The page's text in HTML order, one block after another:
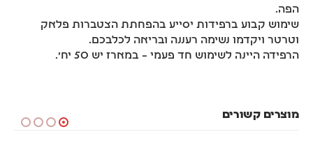
הפה.
שימוש קבוע ברפידות יסייע בהפחתת הצטברות פלאק
וטרטר ויקדמו נשימה רעננה ובריאה לכלבכם.
הרפידה היינה לשימוש חד פעמי – במארז יש 50 יח'.
מוצרים קשורים